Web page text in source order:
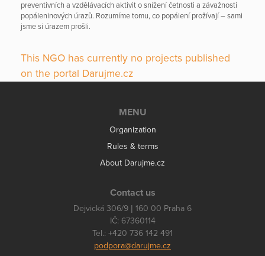
preventivních a vzdělávacích aktivit o snížení četnosti a závažnosti
popáleninových úrazů. Rozumíme tomu, co popálení prožívají – sami
jsme si úrazem prošli.
This NGO has currently no projects published
on the portal Darujme.cz
MENU
Organization
Rules & terms
About Darujme.cz
Contact us
Dejvická 306/9 | 160 00 Praha 6
IČ: 67360114
Tel.: +420 736 142 491
podpora@darujme.cz